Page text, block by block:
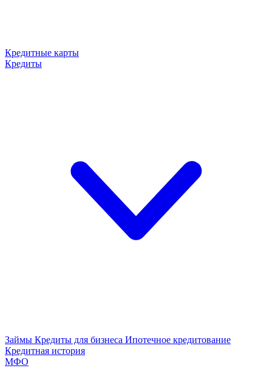
Кредитные карты
Кредиты
Займы Кредиты для бизнеса Ипотечное кредитование
Кредитная история
МФО